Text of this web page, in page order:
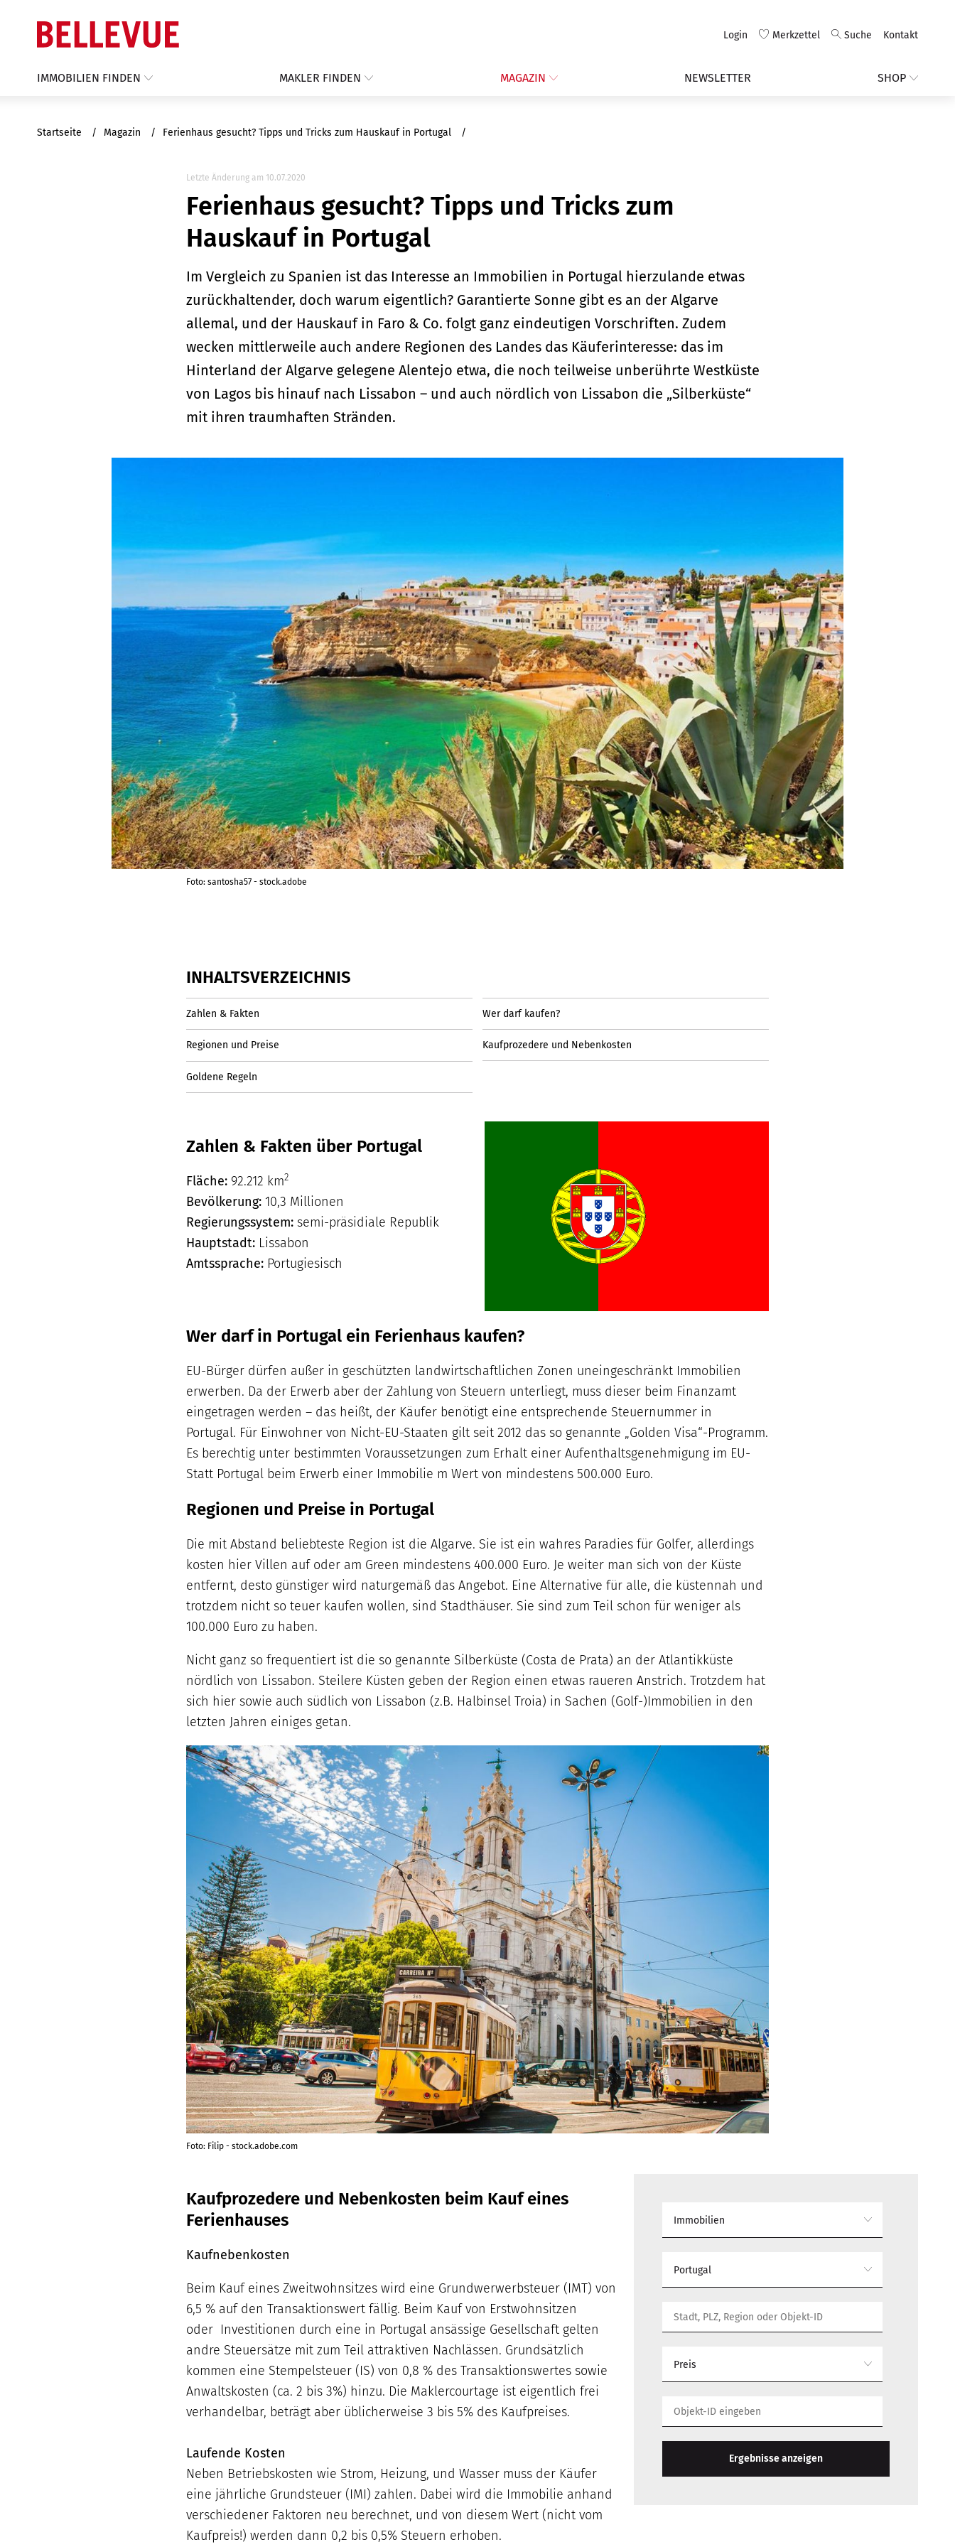
Login Merkzettel Suche Kontakt
IMMOBILIEN FINDEN MAKLER FINDEN MAGAZIN NEWSLETTER SHOP
Startseite Magazin Ferienhaus gesucht? Tipps und Tricks zum Hauskauf in Portugal
Letzte Änderung am 10.07.2020
Ferienhaus gesucht? Tipps und Tricks zum
Hauskauf in Portugal
Im Vergleich zu Spanien ist das Interesse an Immobilien in Portugal hierzulande etwas
zurückhaltender, doch warum eigentlich? Garantierte Sonne gibt es an der Algarve
allemal, und der Hauskauf in Faro & Co. folgt ganz eindeutigen Vorschriften. Zudem
wecken mittlerweile auch andere Regionen des Landes das Käuferinteresse: das im
Hinterland der Algarve gelegene Alentejo etwa, die noch teilweise unberührte Westküste
von Lagos bis hinauf nach Lissabon – und auch nördlich von Lissabon die „Silberküste“
mit ihren traumhaften Stränden.
Foto: santosha57 - stock.adobe
INHALTSVERZEICHNIS
Zahlen & Fakten Wer darf kaufen?
Regionen und Preise Kaufprozedere und Nebenkosten
Goldene Regeln
Zahlen & Fakten über Portugal
Fläche: 92.212 km2
Bevölkerung: 10,3 Millionen
Regierungssystem: semi-präsidiale Republik
Hauptstadt: Lissabon
Amtssprache: Portugiesisch
Wer darf in Portugal ein Ferienhaus kaufen?
EU-Bürger dürfen außer in geschützten landwirtschaftlichen Zonen uneingeschränkt Immobilien
erwerben. Da der Erwerb aber der Zahlung von Steuern unterliegt, muss dieser beim Finanzamt
eingetragen werden – das heißt, der Käufer benötigt eine entsprechende Steuernummer in
Portugal. Für Einwohner von Nicht-EU-Staaten gilt seit 2012 das so genannte „Golden Visa“-Programm.
Es berechtig unter bestimmten Voraussetzungen zum Erhalt einer Aufenthaltsgenehmigung im EU-
Statt Portugal beim Erwerb einer Immobilie m Wert von mindestens 500.000 Euro.
Regionen und Preise in Portugal
Die mit Abstand beliebteste Region ist die Algarve. Sie ist ein wahres Paradies für Golfer, allerdings
kosten hier Villen auf oder am Green mindestens 400.000 Euro. Je weiter man sich von der Küste
entfernt, desto günstiger wird naturgemäß das Angebot. Eine Alternative für alle, die küstennah und
trotzdem nicht so teuer kaufen wollen, sind Stadthäuser. Sie sind zum Teil schon für weniger als
100.000 Euro zu haben.
Nicht ganz so frequentiert ist die so genannte Silberküste (Costa de Prata) an der Atlantikküste
nördlich von Lissabon. Steilere Küsten geben der Region einen etwas raueren Anstrich. Trotzdem hat
sich hier sowie auch südlich von Lissabon (z.B. Halbinsel Troia) in Sachen (Golf-)Immobilien in den
letzten Jahren einiges getan.
Foto: Filip - stock.adobe.com
Kaufprozedere und Nebenkosten beim Kauf eines
Ferienhauses
Kaufnebenkosten
Beim Kauf eines Zweitwohnsitzes wird eine Grundwerwerbsteuer (IMT) von
6,5 % auf den Transaktionswert fällig. Beim Kauf von Erstwohnsitzen
oder Investitionen durch eine in Portugal ansässige Gesellschaft gelten
andre Steuersätze mit zum Teil attraktiven Nachlässen. Grundsätzlich
kommen eine Stempelsteuer (IS) von 0,8 % des Transaktionswertes sowie
Anwaltskosten (ca. 2 bis 3%) hinzu. Die Maklercourtage ist eigentlich frei
verhandelbar, beträgt aber üblicherweise 3 bis 5% des Kaufpreises.
Laufende Kosten
Neben Betriebskosten wie Strom, Heizung, und Wasser muss der Käufer
eine jährliche Grundsteuer (IMI) zahlen. Dabei wird die Immobilie anhand
verschiedener Faktoren neu berechnet, und von diesem Wert (nicht vom
Kaufpreis!) werden dann 0,2 bis 0,5% Steuern erhoben.
Immobilien
Portugal
Preis
Ergebnisse anzeigen